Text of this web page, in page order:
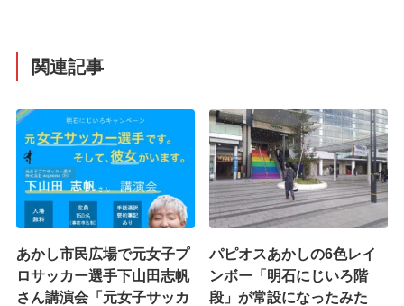
関連記事
あかし市民広場で元女子プ
ロサッカー選手下山田志帆
さん講演会「元女子サッカ
パピオスあかしの6色レイ
ンボー「明石にじいろ階
段」が常設になったみた